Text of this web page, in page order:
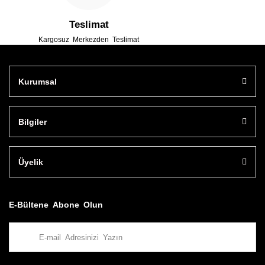
Teslimat
Kargosuz Merkezden Teslimat
Kurumsal
Bilgiler
Üyelik
E-Bültene Abone Olun